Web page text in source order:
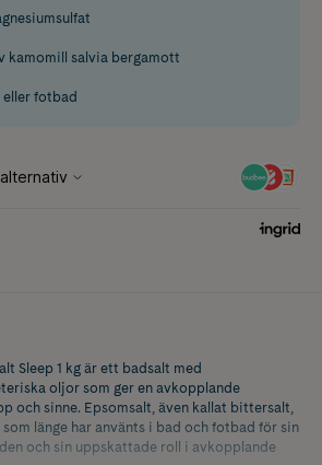
kamomill salvia bergamott
fotbad
Sleep 1 kg är ett badsalt med
oljor som ger en avkopplande
och sinne. Epsomsalt, även kallat bittersalt,
länge har använts i bad och fotbad för sin
och sin uppskattade roll i avkopplande